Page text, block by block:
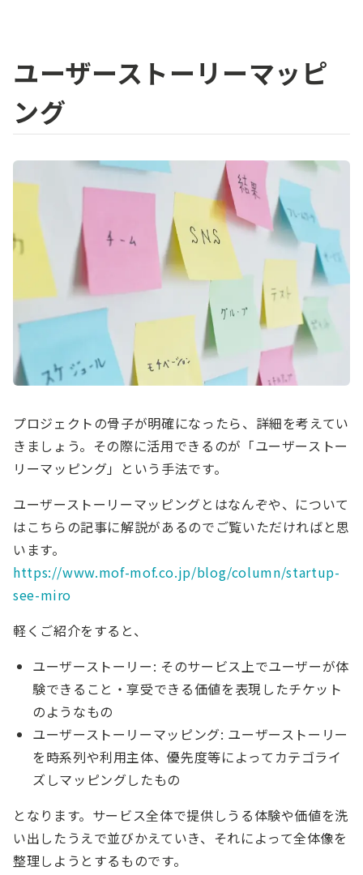
ユーザーストーリーマッピ
ング
プロジェクトの骨子が明確になったら、詳細を考えてい
きましょう。その際に活用できるのが「ユーザーストー
リーマッピング」という手法です。
ユーザーストーリーマッピングとはなんぞや、について
はこちらの記事に解説があるのでご覧いただければと思
います。
https://www.mof-mof.co.jp/blog/column/startup-
see-miro
軽くご紹介をすると、
ユーザーストーリー: そのサービス上でユーザーが体
験できること・享受できる価値を表現したチケット
のようなもの
ユーザーストーリーマッピング: ユーザーストーリー
を時系列や利用主体、優先度等によってカテゴライ
ズしマッピングしたもの
となります。サービス全体で提供しうる体験や価値を洗
い出したうえで並びかえていき、それによって全体像を
整理しようとするものです。